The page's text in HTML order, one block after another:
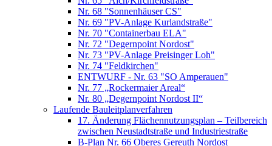
Nr. 68 "Sonnenhäuser CS"
Nr. 69 "PV-Anlage Kurlandstraße"
Nr. 70 "Containerbau ELA"
Nr. 72 "Degernpoint Nordost"
Nr. 73 "PV-Anlage Preisinger Loh"
Nr. 74 "Feldkirchen"
ENTWURF - Nr. 63 "SO Amperauen"
Nr. 77 „Rockermaier Areal“
Nr. 80 „Degernpoint Nordost II“
Laufende Bauleitplanverfahren
17. Änderung Flächennutzungsplan – Teilbereich
zwischen Neustadtstraße und Industriestraße
B-Plan Nr. 66 Oberes Gereuth Nordost